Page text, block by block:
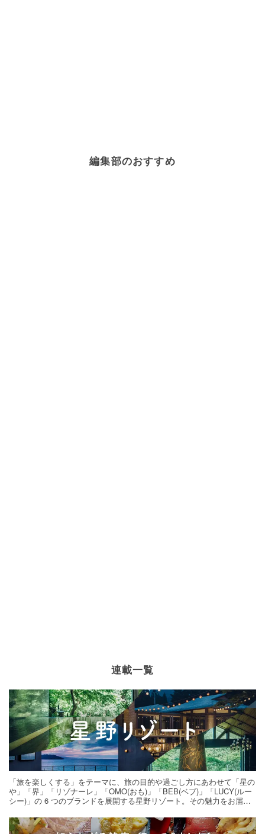
編集部のおすすめ
連載一覧
「旅を楽しくする」をテーマに、旅の目的や過ごし方にあわせて「星の
や」「界」「リゾナーレ」「OMO(おも)」「BEB(ベブ)」「LUCY(ルー
シー)」の 6 つのブランドを展開する星野リゾート。その魅力をお届け